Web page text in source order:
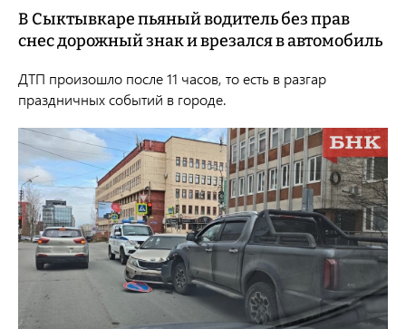
В Сыктывкаре пьяный водитель без прав
снес дорожный знак и врезался в автомобиль
ДТП произошло после 11 часов, то есть в разгар
праздничных событий в городе.